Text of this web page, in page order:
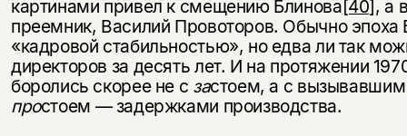
картинами привел к смещению Блинова[40], а
преемник, Василий Провоторов. Обычно эпоха
«кадровой стабильностью», но едва ли так
директоров за десять лет. И на протяжении
боролись скорее не с застоем, а с
простоем — задержками производства.